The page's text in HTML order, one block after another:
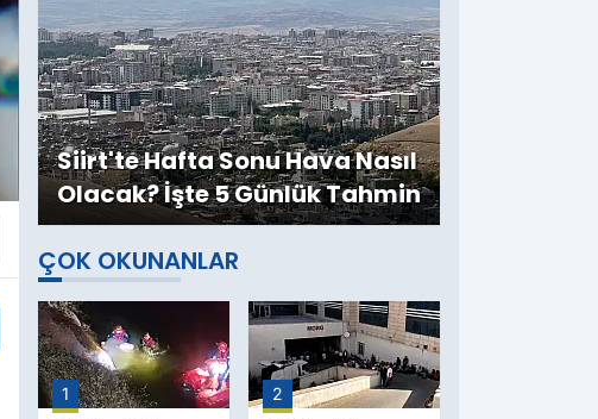
Değerlendirildi
Siirt'te Hafta Sonu Hava Nasıl
Olacak? İşte 5 Günlük Tahmin
ÇOK OKUNANLAR
1 2